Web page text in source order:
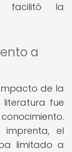
facilitó la
a
de la
fue
el
limitado a